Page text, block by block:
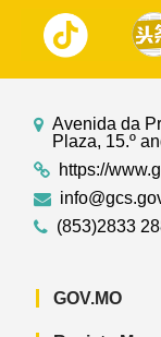
Avenida da
Plaza, 15.º
https://
(853)2833
GOV.MO